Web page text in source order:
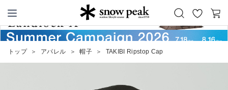
Snow Peak
お
カ
ー
トップ ＞ アパレル ＞ 帽子 ＞ TAKIBI Ripstop Cap